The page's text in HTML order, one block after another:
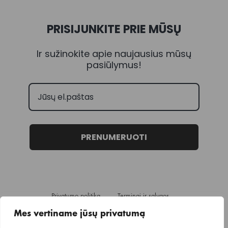
Mes vertiname jūsų privatumą
PRISIJUNKITE PRIE MŪSŲ
Ir sužinokite apie naujausius mūsų
pasiūlymus!
PRENUMERUOTI
Privatumo politika
Terminai ir sąlygos